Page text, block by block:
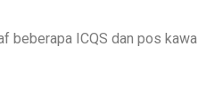
beberapa ICQS dan pos